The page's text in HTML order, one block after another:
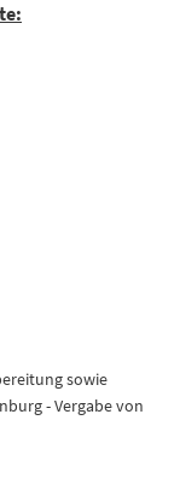
sowie
- Vergabe von